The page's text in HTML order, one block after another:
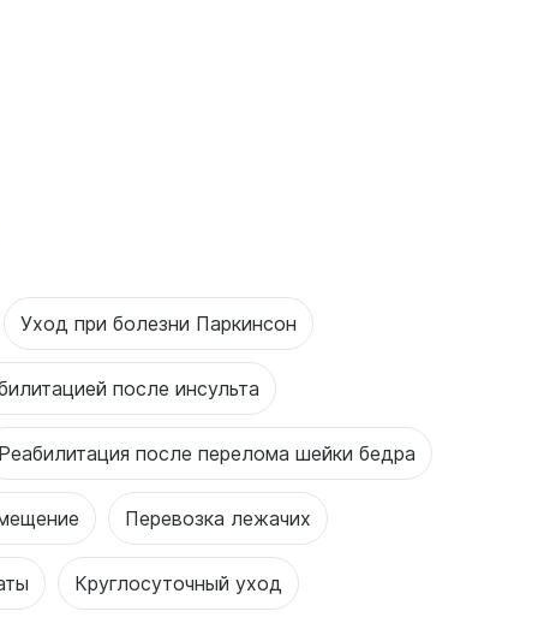
Уход при болезни Паркинсон
после инсульта
Реабилитация после перелома шейки бедра
Перевозка лежачих
Круглосуточный уход